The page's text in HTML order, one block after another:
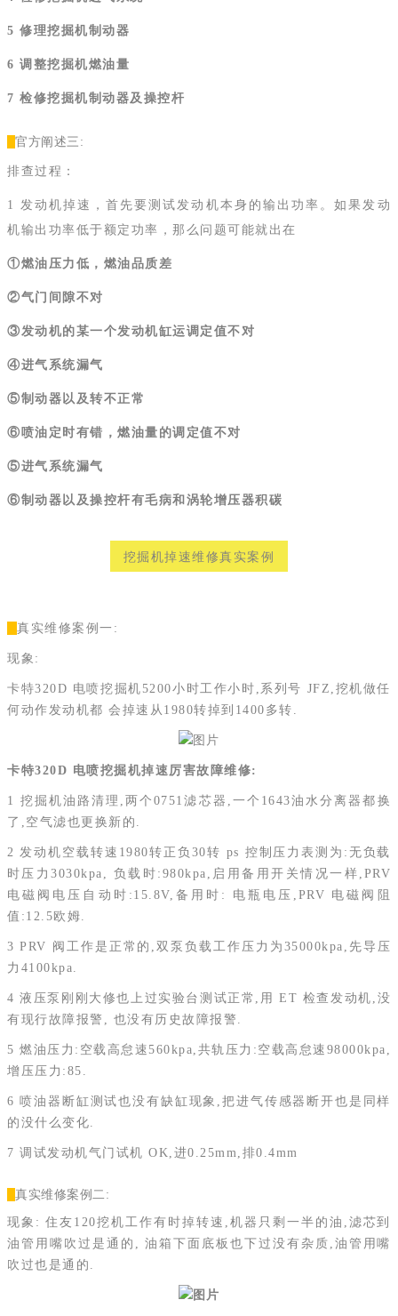
5 修理挖掘机制动器
6 调整挖掘机燃油量
7 检修挖掘机制动器及操控杆
官方阐述三:
排查过程：
1 发动机掉速，首先要测试发动机本身的输出功率。如果发动
机输出功率低于额定功率，那么问题可能就出在
①燃油压力低，燃油品质差
②气门间隙不对
③发动机的某一个发动机缸运调定值不对
④进气系统漏气
⑤制动器以及转不正常
⑥喷油定时有错，燃油量的调定值不对
⑤进气系统漏气
⑥制动器以及操控杆有毛病和涡轮增压器积碳
挖掘机掉速维修真实案例
真实维修案例一:
现象:
卡特320D 电喷挖掘机5200小时工作小时,系列号 JFZ,挖机做任
何动作发动机都 会掉速从1980转掉到1400多转.
卡特320D 电喷挖掘机掉速厉害故障维修:
1 挖掘机油路清理,两个0751滤芯器,一个1643油水分离器都换
了,空气滤也更换新的.
2 发动机空载转速1980转正负30转 ps 控制压力表测为:无负载
时压力3030kpa, 负载时:980kpa,启用备用开关情况一样,PRV
电磁阀电压自动时:15.8V,备用时: 电瓶电压,PRV 电磁阀阻
值:12.5欧姆.
3 PRV 阀工作是正常的,双泵负载工作压力为35000kpa,先导压
力4100kpa.
4 液压泵刚刚大修也上过实验台测试正常,用 ET 检查发动机,没
有现行故障报警, 也没有历史故障报警.
5 燃油压力:空载高怠速560kpa,共轨压力:空载高怠速98000kpa,
增压压力:85.
6 喷油器断缸测试也没有缺缸现象,把进气传感器断开也是同样
的没什么变化.
7 调试发动机气门试机 OK,进0.25mm,排0.4mm
真实维修案例二:
现象: 住友120挖机工作有时掉转速,机器只剩一半的油,滤芯到
油管用嘴吹过是通的, 油箱下面底板也下过没有杂质,油管用嘴
吹过也是通的.